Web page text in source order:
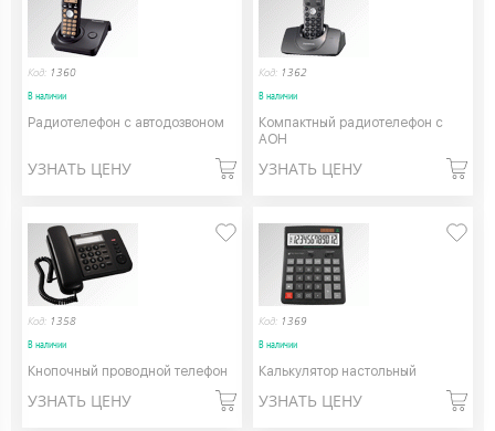
Код: 1360
В наличии
Радиотелефон с автодозвоном
УЗНАТЬ ЦЕНУ
Код: 1362
В наличии
Компактный радиотелефон с
АОН
УЗНАТЬ ЦЕНУ
Код: 1358
В наличии
Кнопочный проводной телефон
УЗНАТЬ ЦЕНУ
Код: 1369
В наличии
Калькулятор настольный
УЗНАТЬ ЦЕНУ